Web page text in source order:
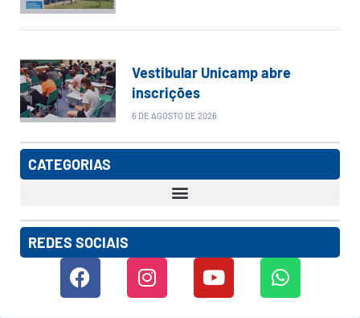
Vestibular Unicamp abre
inscrições
6 DE AGOSTO DE 2026
CATEGORIAS
REDES SOCIAIS